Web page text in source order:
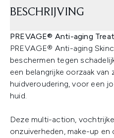
BESCHRIJVING
PREVAGE® Anti-aging
PREVAGE® Anti-aging
beschermen tegen
een belangrijke oorzaak van
huidveroudering, voor een
huid.
Deze multi-action,
onzuiverheden, make-up en